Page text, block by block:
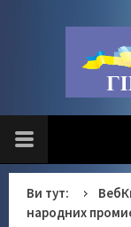
Ви тут:
народних